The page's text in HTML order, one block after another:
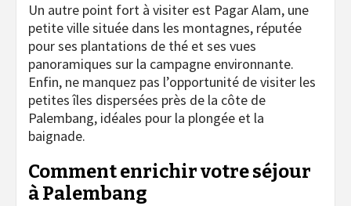
Un autre point fort à visiter est Pagar Alam, une
petite ville située dans les montagnes, réputée
pour ses plantations de thé et ses vues
panoramiques sur la campagne environnante.
Enfin, ne manquez pas l’opportunité de visiter les
petites îles dispersées près de la côte de
Palembang, idéales pour la plongée et la
baignade.
Comment enrichir votre séjour
à Palembang